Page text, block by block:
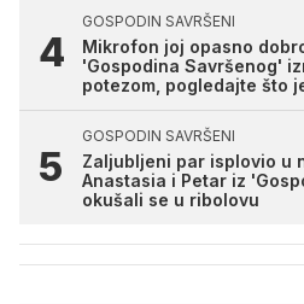
GOSPODIN SAVRŠENI
Mikrofon joj opasno
'Gospodina Savršenog'
potezom, pogledajte što
GOSPODIN SAVRŠENI
Zaljubljeni par isplovio u
Anastasia i Petar iz
okušali se u ribolovu